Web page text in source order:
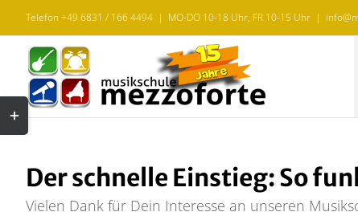
Zum
Inhalt
springen
Telefon +49 6831 / 166 4494 | MO-DO 10-18 Uhr, FR 10-15 Uhr |
Der schnelle Einstieg: So
Vielen Dank für Dein Interesse an unseren
Toggle
Sliding